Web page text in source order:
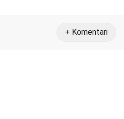
+ Komentari